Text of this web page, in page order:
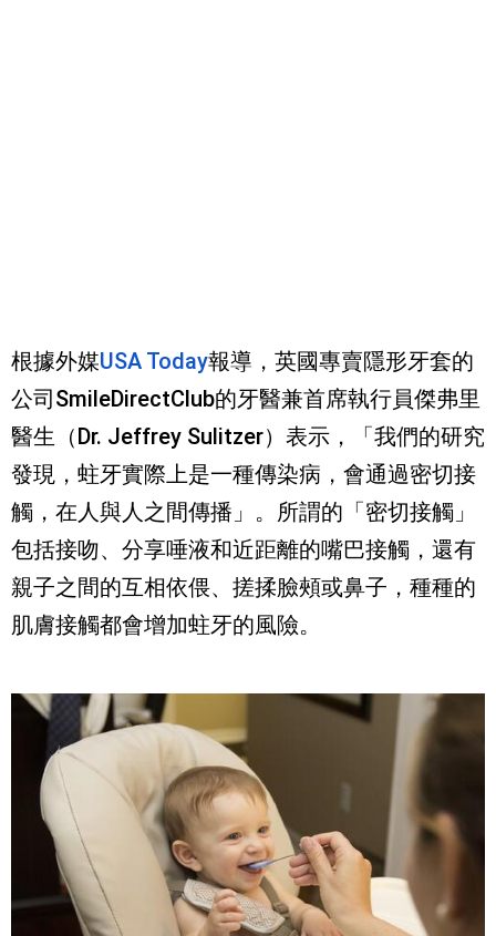
根據外媒USA Today報導，英國專賣隱形牙套的
公司SmileDirectClub的牙醫兼首席執行員傑弗里
醫生（Dr. Jeffrey Sulitzer）表示，「我們的研究
發現，蛀牙實際上是一種傳染病，會通過密切接
觸，在人與人之間傳播」。所謂的「密切接觸」
包括接吻、分享唾液和近距離的嘴巴接觸，還有
親子之間的互相依偎、搓揉臉頰或鼻子，種種的
肌膚接觸都會增加蛀牙的風險。